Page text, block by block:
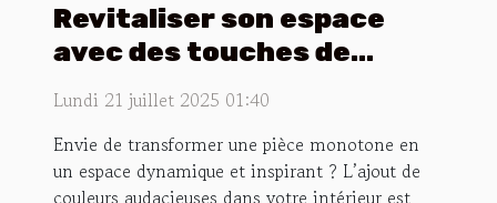
Revitaliser son espace
avec des touches de
Lundi 21 juillet 2025 01:40
Envie de transformer une pièce monotone en
un espace dynamique et inspirant ? L’ajout de
couleurs audacieuses dans votre intérieur est